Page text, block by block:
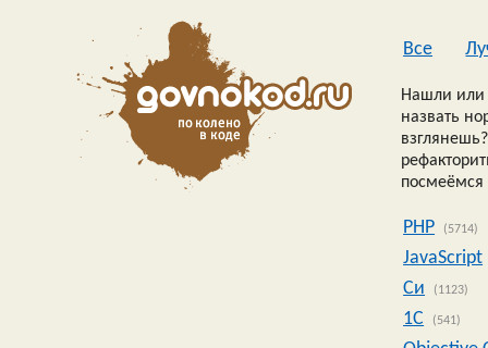
Все
Нашли или
назвать
посмеёмся
PHP (5714)
JavaScript
Си
(1123)
1C (541)